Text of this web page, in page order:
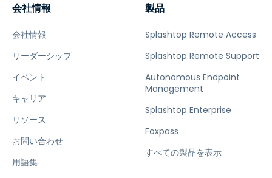
会社情報
会社情報
リーダーシップ
イベント
キャリア
リソース
お問い合わせ
用語集
製品
Splashtop Remote Access
Splashtop Remote Support
Autonomous Endpoint
Management
Splashtop Enterprise
Foxpass
すべての製品を表示